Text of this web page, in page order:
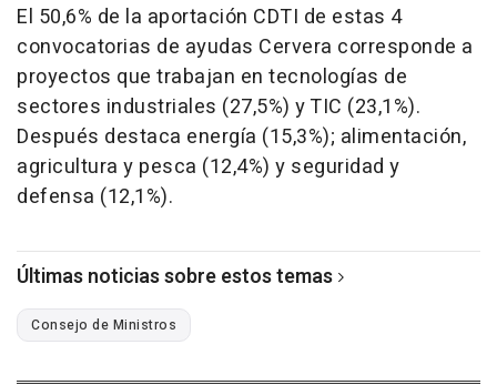
El 50,6% de la aportación CDTI de estas 4
convocatorias de ayudas Cervera corresponde a
proyectos que trabajan en tecnologías de
sectores industriales (27,5%) y TIC (23,1%).
Después destaca energía (15,3%); alimentación,
agricultura y pesca (12,4%) y seguridad y
defensa (12,1%).
Últimas noticias sobre estos temas
Consejo de Ministros